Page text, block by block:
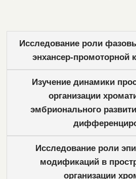
Исследование роли
энхансер-промоторной
Изучение динамики
организации
эмбрионального
Исследование роли
модификаций в
организации